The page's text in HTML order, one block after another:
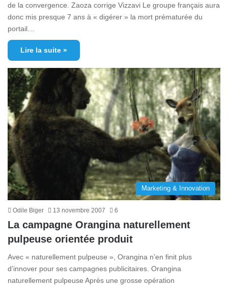
de la convergence. Zaoza corrige Vizzavi Le groupe français aura
donc mis presque 7 ans à « digérer » la mort prématurée du
portail…
Lire la suite »
Marketing & Innovation
Odile Biger 13 novembre 2007 6
La campagne Orangina naturellement
pulpeuse orientée produit
Avec « naturellement pulpeuse », Orangina n’en finit plus
d’innover pour ses campagnes publicitaires. Orangina
naturellement pulpeuse Après une grosse opération